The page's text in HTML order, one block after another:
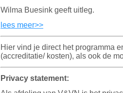
Wilma Buesink geeft uitleg.
lees meer>>
Hier vind je direct het programma
(accreditatie/ kosten), als ook de
Privacy statement: